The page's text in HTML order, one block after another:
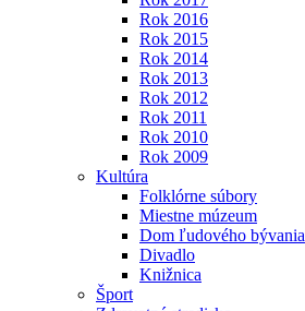
Rok 2016
Rok 2015
Rok 2014
Rok 2013
Rok 2012
Rok 2011
Rok 2010
Rok 2009
Kultúra
Folklórne súbory
Miestne múzeum
Dom ľudového bývania
Divadlo
Knižnica
Šport